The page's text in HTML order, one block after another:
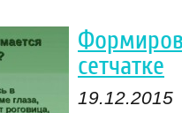
сетчатке
19.12.2015